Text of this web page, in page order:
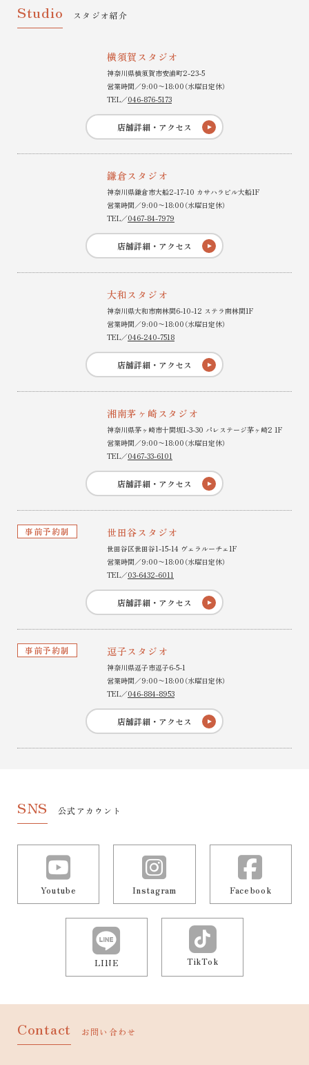
Studio スタジオ紹介
横須賀スタジオ
神奈川県横須賀市安浦町2-23-5
営業時間／9:00〜18:00（水曜日定休）
TEL／046-876-5173
店舗詳細・アクセス
鎌倉スタジオ
神奈川県鎌倉市大船2-17-10 カサハラビル大船1F
営業時間／9:00〜18:00（水曜日定休）
TEL／0467-84-7979
店舗詳細・アクセス
大和スタジオ
神奈川県大和市南林間6-10-12 ステラ南林間1F
営業時間／9:00〜18:00（水曜日定休）
TEL／046-240-7518
店舗詳細・アクセス
湘南茅ヶ崎スタジオ
神奈川県茅ヶ崎市十間坂1-3-30 パレステージ茅ヶ崎2 1F
営業時間／9:00〜18:00（水曜日定休）
TEL／0467-33-6101
店舗詳細・アクセス
事前予約制 世田谷スタジオ
世田谷区世田谷1-15-14 ヴェラルーチェ1F
営業時間／9:00〜18:00（水曜日定休）
TEL／03-6432-6011
店舗詳細・アクセス
事前予約制 逗子スタジオ
神奈川県逗子市逗子6-5-1
営業時間／9:00〜18:00（水曜日定休）
TEL／046-884-8953
店舗詳細・アクセス
SNS 公式アカウント
Youtube Instagram Facebook
LINE TikTok
Contact お問い合わせ